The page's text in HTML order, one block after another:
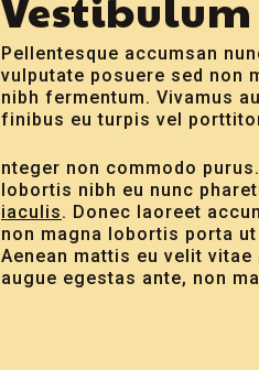
Pellentesque accumsan
vulputate posuere sed non
nibh fermentum. Vivamus
finibus eu turpis vel
nteger non commodo
lobortis nibh eu nunc
iaculis. Donec laoreet
non magna lobortis porta
Aenean mattis eu velit
augue egestas ante, non